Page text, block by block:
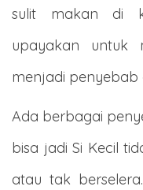
sulit makan di
upayakan untuk
menjadi penyebab
Ada berbagai
bisa jadi Si Kecil
atau tak